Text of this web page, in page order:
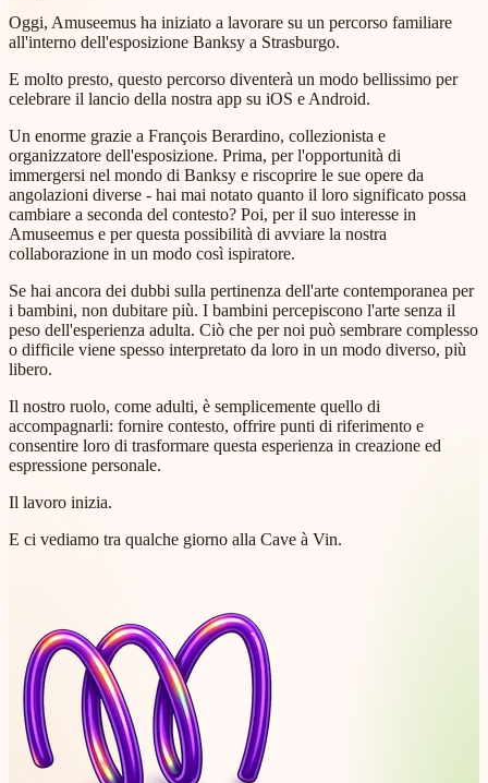
Oggi, Amuseemus ha iniziato a lavorare su un percorso familiare
all'interno dell'esposizione Banksy a Strasburgo.
E molto presto, questo percorso diventerà un modo bellissimo per
celebrare il lancio della nostra app su iOS e Android.
Un enorme grazie a François Berardino, collezionista e
organizzatore dell'esposizione. Prima, per l'opportunità di
immergersi nel mondo di Banksy e riscoprire le sue opere da
angolazioni diverse - hai mai notato quanto il loro significato possa
cambiare a seconda del contesto? Poi, per il suo interesse in
Amuseemus e per questa possibilità di avviare la nostra
collaborazione in un modo così ispiratore.
Se hai ancora dei dubbi sulla pertinenza dell'arte contemporanea per
i bambini, non dubitare più. I bambini percepiscono l'arte senza il
peso dell'esperienza adulta. Ciò che per noi può sembrare complesso
o difficile viene spesso interpretato da loro in un modo diverso, più
libero.
Il nostro ruolo, come adulti, è semplicemente quello di
accompagnarli: fornire contesto, offrire punti di riferimento e
consentire loro di trasformare questa esperienza in creazione ed
espressione personale.
Il lavoro inizia.
E ci vediamo tra qualche giorno alla Cave à Vin.